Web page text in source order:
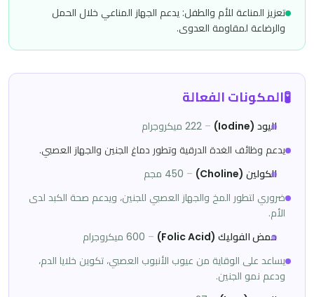
تعزيز المناعة للأم والطفل: يدعم الجهاز المناعي خلال الحمل
والرضاعة لمقاومة العدوى.
🧪المكونات الفعالة
اليود (Iodine) – 222 ميكروجرام
يدعم وظائف الغدة الدرقية وتطور دماغ الجنين والجهاز العصبي.
الكولين (Choline)
– 450 مجم
ضروري لتطور المخ والجهاز العصبي للجنين، ويدعم صحة الكبد لدى
الأم.
حمض الفوليك (Folic Acid)
– 600 ميكروجرام
يساعد على الوقاية من عيوب الأنبوب العصبي، تكوين خلايا الدم،
ودعم نمو الجنين.